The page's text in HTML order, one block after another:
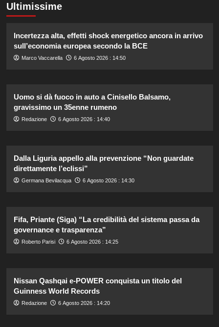
Ultimissime
Incertezza alta, effetti shock energetico ancora in arrivo
sull’economia europea secondo la BCE
Marco Vaccarella 6 Agosto 2026 : 14:50
Uomo si dà fuoco in auto a Cinisello Balsamo,
gravissimo un 35enne rumeno
Redazione 6 Agosto 2026 : 14:40
Dalla Liguria appello alla prevenzione “Non guardate
direttamente l’eclissi”
Germana Bevilacqua 6 Agosto 2026 : 14:30
Fifa, Priante (Siga) “La credibilità del sistema passa da
governance e trasparenza”
Roberto Parisi 6 Agosto 2026 : 14:25
Nissan Qashqai e-POWER conquista un titolo del
Guinness World Records
Redazione 6 Agosto 2026 : 14:20